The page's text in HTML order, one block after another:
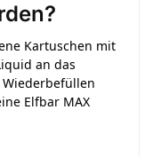
Kartuschen mit
an das
Elfbar MAX